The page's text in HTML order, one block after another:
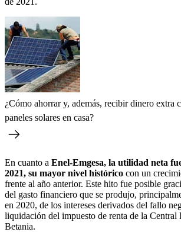
¿Cómo ahorrar y, además, recibir dinero extra
paneles solares en casa?
En cuanto a Enel-Emgesa, la utilidad neta
2021, su mayor nivel histórico con un
frente al año anterior. Este hito fue posible
del gasto financiero que se produjo,
en 2020, de los intereses derivados del fallo
liquidación del impuesto de renta de la Central
Betania.